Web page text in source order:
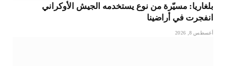
بلغاريا: مسيّرة من نوع يستخدمه الجيش الأوكراني
انفجرت في أراضينا
أغسطس 8, 2026